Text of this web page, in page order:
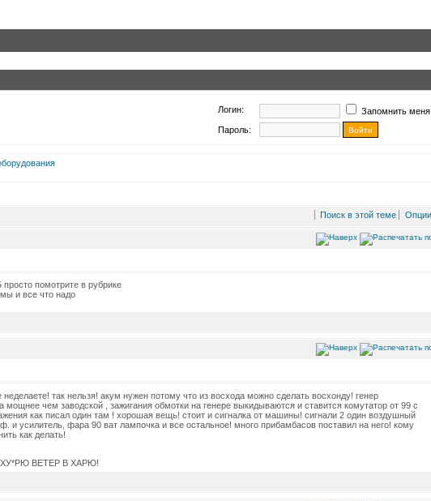
Логин:
Запомнить меня
Пароль:
Поиск в этой теме
помотрите в рубрике
и все что надо
так нельзя! акум нужен потому что из восхода можно сделать восхонду! генер
мощнее чем заводской , зажигания обмотки на генере выкидываются и ставится комутатор от 99 с
как писал один там ! хорошая вещь! стоит и сигналка от машины! сигнали 2 один воздушный
и усилитель, фара 90 ват лампочка и все остальное! много прибамбасов поставил на него! кому
как делать!
ВЕТЕР В ХАРЮ!